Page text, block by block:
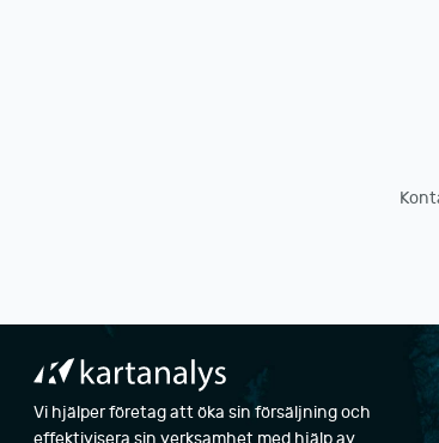
Vi hjälper företag att öka sin försäljning och
effektivisera sin verksamhet med hjälp av